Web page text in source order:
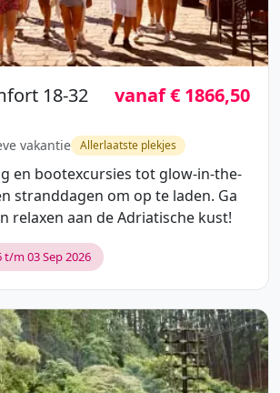
18-32
vanaf € 1866,50
vakantie Allerlaatste plekjes
en bootexcursies tot glow-in-the-
stranddagen om op te laden. Ga
relaxen aan de Adriatische kust!
t/m 03 Sep 2026